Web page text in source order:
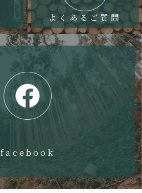
よくあるご質問
facebook